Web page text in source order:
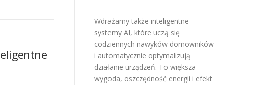
Wdrażamy także inteligentne
systemy AI, które uczą się
codziennych nawyków domowników
i automatycznie optymalizują
działanie urządzeń. To większa
wygoda, oszczędność energii i efekt